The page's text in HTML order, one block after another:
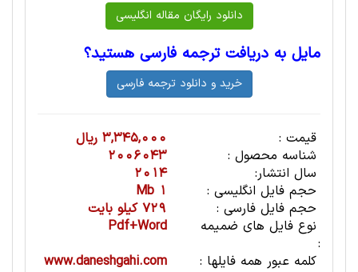
مایل به دریافت ترجمه فارسی هستید؟
قیمت :
3,345,000 ریال
شناسه محصول :
2006043
سال انتشار:
2014
حجم فایل انگلیسی :
1 Mb
حجم فایل فارسی :
729 کیلو بایت
نوع فایل های ضمیمه
:
Pdf+Word
کلمه عبور همه فایلها :
www.daneshgahi.com